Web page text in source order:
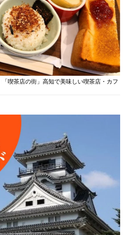
喫茶店の街」高知で美味しい喫茶店・カフ